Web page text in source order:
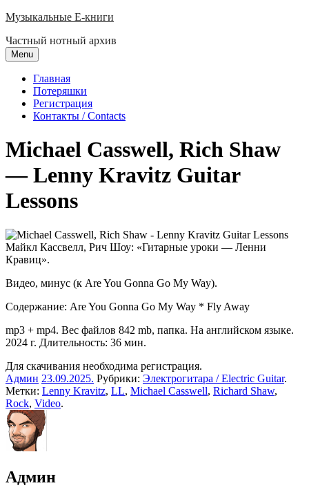
Skip
content
Музыкальные E-книги
Частный нотный архив
Menu
Главная
Потеряшки
Регистрация
Контакты / Contacts
Michael Casswell, Rich Shaw
— Lenny Kravitz Guitar
Lessons
Майкл Кассвелл, Рич Шоу: «Гитарные уроки — Ленни
Кравиц».
Видео, минус (к Are You Gonna Go My Way).
Содержание: Are You Gonna Go My Way * Fly Away
mp3 + mp4. Вес файлов 842 mb, папка. На английском языке.
2024 г. Длительность: 36 мин.
Для скачивания необходима регистрация.
Админ 23.09.2025. Рубрики: Электрогитара / Electric Guitar.
Метки: Lenny Kravitz, LL, Michael Casswell, Richard Shaw,
Rock, Video.
Админ